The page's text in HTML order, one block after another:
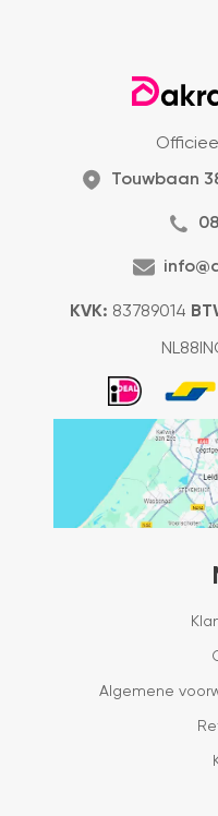
Touwbaan
KVK: 83789014
Algemene